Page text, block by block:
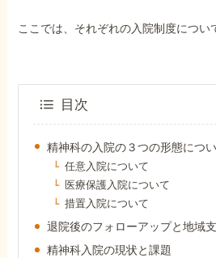
受給事例
Q&A・相談事例
障害年金コラム
ここでは、それぞれの入院制度につい
目次
精神科の入院の３つの形態につ
任意入院について
医療保護入院について
措置入院について
退院後のフォローアップと地域
精神科入院の現状と課題